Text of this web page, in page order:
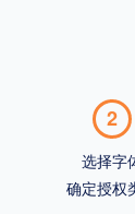
2
选择字
确定授权